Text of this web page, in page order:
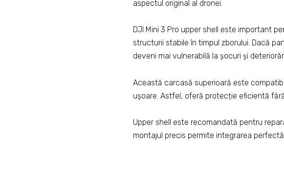
aspectul original al dronei.
DJI Mini 3 Pro upper shell este important
structurii stabile în timpul zborului. Dacă
deveni mai vulnerabilă la șocuri și
Această carcasă superioară este
ușoare. Astfel, oferă protecție eficientă
Upper shell este recomandată pentru
montajul precis permite integrarea